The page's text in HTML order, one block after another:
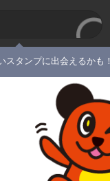
スタンプに出会えるかも！